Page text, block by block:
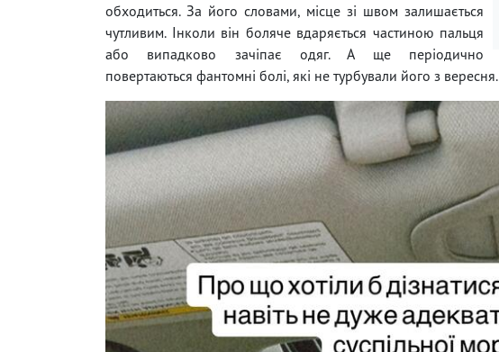
обходиться. За його словами, місце зі швом залишається
чутливим. Інколи він боляче вдаряється частиною пальця
або випадково зачіпає одяг. А ще періодично
повертаються фантомні болі, які не турбували його з вересня.